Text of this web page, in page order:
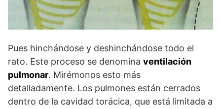
Pues hinchándose y deshinchándose todo el
rato. Este proceso se denomina ventilación
pulmonar. Mirémonos esto más
detalladamente. Los pulmones están cerrados
dentro de la cavidad torácica, que está limitada a